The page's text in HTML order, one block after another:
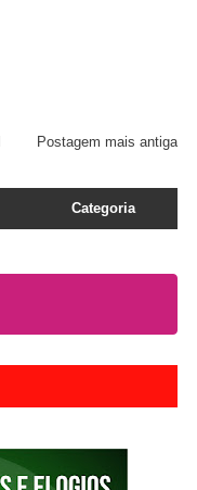
Postagem mais antiga
Categoria